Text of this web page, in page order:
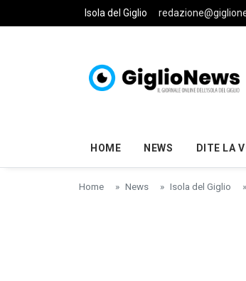
Skip to main content
Isola del Giglio
HOME NEWS DITE LA
Home News Isola del Giglio